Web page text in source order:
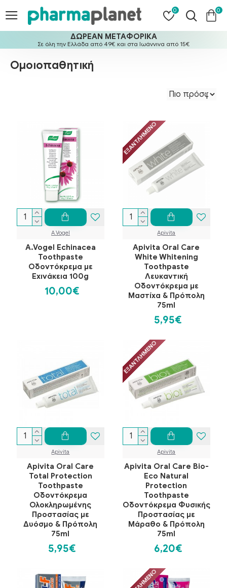
0 0
ΔΩΡΕΑΝ ΜΕΤΑΦΟΡΙΚΑ
Σε όλη την Ελλάδα από 49€ και στα Ιωάννινα από 15€
Ομοιοπαθητική
A.Vogel
A.Vogel Echinacea
Toothpaste
Οδοντόκρεμα με
Εχινάκεια 100g
10,00€
ΕΞΑΝΤΛΗΜΈΝΟ
Apivita
Apivita Oral Care
White Whitening
Toothpaste
Λευκαντική
Οδοντόκρεμα με
Μαστίχα & Πρόπολη
75ml
5,95€
Apivita
Apivita Oral Care
Total Protection
Toothpaste
Οδοντόκρεμα
Ολοκληρωμένης
Προστασίας με
Δυόσμο & Πρόπολη
75ml
5,95€
ΕΞΑΝΤΛΗΜΈΝΟ
Apivita
Apivita Oral Care Bio-
Eco Natural
Protection
Toothpaste
Οδοντόκρεμα Φυσικής
Προστασίας με
Μάραθο & Πρόπολη
75ml
6,20€